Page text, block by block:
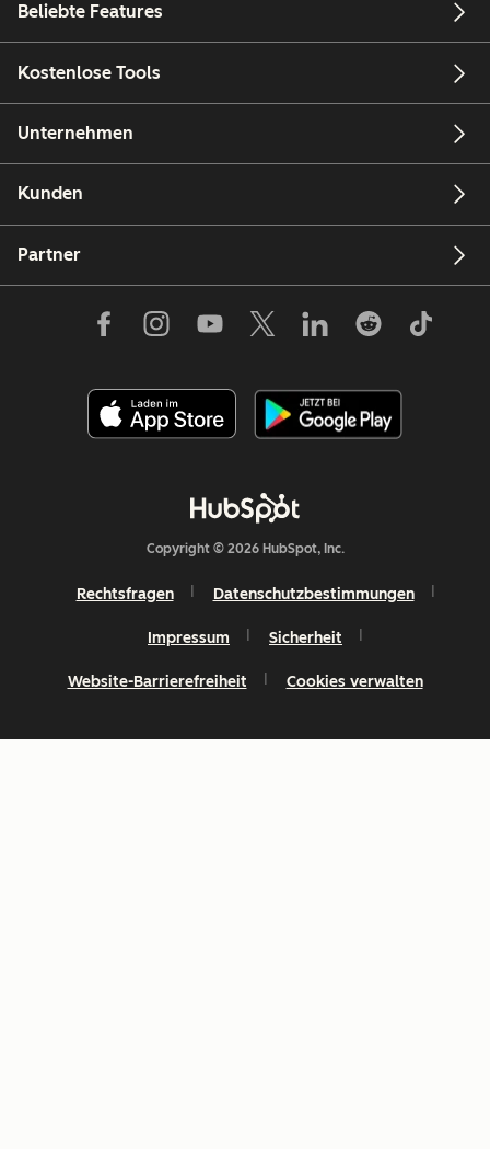
Beliebte Features
Kostenlose Tools
Unternehmen
Kunden
Partner
Copyright © 2026 HubSpot, Inc.
Rechtsfragen Datenschutzbestimmungen
Impressum Sicherheit
Website-Barrierefreiheit Cookies verwalten